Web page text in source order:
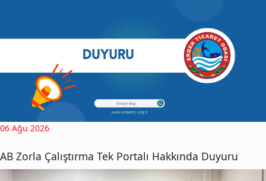
06 Ağu 2026
AB Zorla Çalıştırma Tek Portalı Hakkında Duyuru